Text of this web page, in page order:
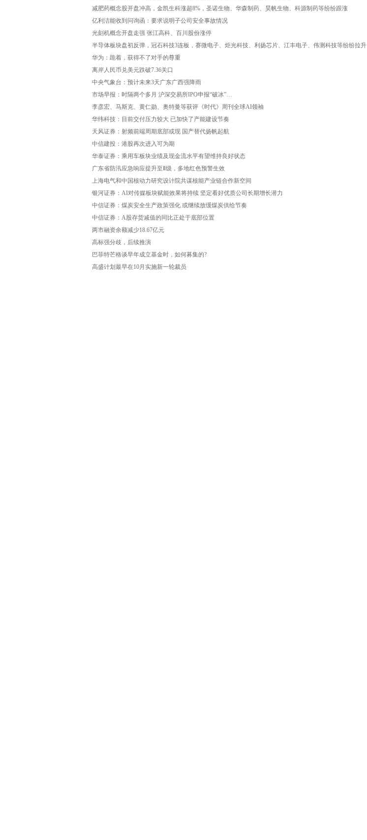
减肥药概念股开盘冲高，金凯生科涨超8%，圣诺生物、华森制药、昊帆生物、科源制药等纷纷跟涨
亿利洁能收到问询函：要求说明子公司安全事故情况
光刻机概念开盘走强 张江高科、百川股份涨停
半导体板块盘初反弹，冠石科技3连板，赛微电子、炬光科技、利扬芯片、江丰电子、伟测科技等纷纷拉升
华为：跪着，获得不了对手的尊重
离岸人民币兑美元跌破7.36关口
中央气象台：预计未来3天广东广西强降雨
市场早报：时隔两个多月 沪深交易所IPO申报“破冰”…
李彦宏、马斯克、黄仁勋、奥特曼等获评《时代》周刊全球AI领袖
华纬科技：目前交付压力较大 已加快了产能建设节奏
天风证券：射频前端周期底部或现 国产替代扬帆起航
中信建投：港股再次进入可为期
华泰证券：乘用车板块业绩及现金流水平有望维持良好状态
广东省防汛应急响应提升至Ⅱ级，多地红色预警生效
上海电气和中国核动力研究设计院共谋核能产业链合作新空间
银河证券：AI对传媒板块赋能效果将持续 坚定看好优质公司长期增长潜力
中信证券：煤炭安全生产政策强化 或继续放缓煤炭供给节奏
中信证券：A股存货减值的同比正处于底部位置
两市融资余额减少18.67亿元
高标强分歧，后续推演
巴菲特芒格谈早年成立基金时，如何募集的?
高盛计划最早在10月实施新一轮裁员